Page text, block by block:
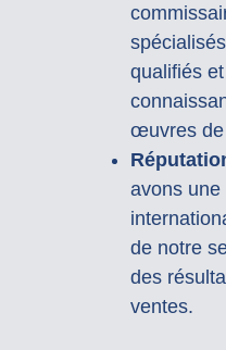
qualifiés
œuvres de
avons une
de notre
des
ventes.